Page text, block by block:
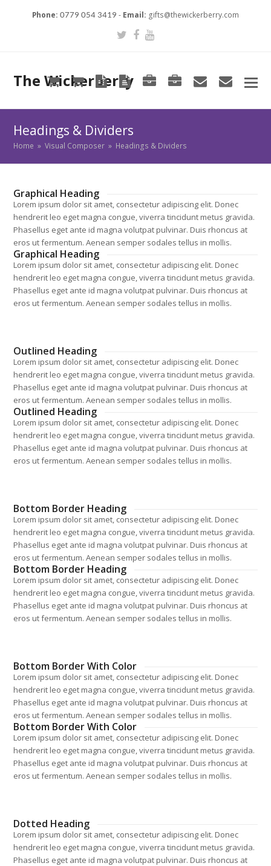
Phone: 0779 054 3419 - Email: gifts@thewickerberry.com
Twitter
Facebook
Youtube
The Wickerberry
CartCartBlogBlogPortfolioPortfolioenvelope
Headings & Dividers
Home » Visual Composer » Headings & Dividers
Graphical Heading
Lorem ipsum dolor sit amet, consectetur adipiscing elit. Donec
hendrerit leo eget magna congue, viverra tincidunt metus gravida.
Phasellus eget ante id magna volutpat pulvinar. Duis rhoncus at
eros ut fermentum. Aenean semper sodales tellus in mollis.
Graphical Heading
Lorem ipsum dolor sit amet, consectetur adipiscing elit. Donec
hendrerit leo eget magna congue, viverra tincidunt metus gravida.
Phasellus eget ante id magna volutpat pulvinar. Duis rhoncus at
eros ut fermentum. Aenean semper sodales tellus in mollis.
Outlined Heading
Lorem ipsum dolor sit amet, consectetur adipiscing elit. Donec
hendrerit leo eget magna congue, viverra tincidunt metus gravida.
Phasellus eget ante id magna volutpat pulvinar. Duis rhoncus at
eros ut fermentum. Aenean semper sodales tellus in mollis.
Outlined Heading
Lorem ipsum dolor sit amet, consectetur adipiscing elit. Donec
hendrerit leo eget magna congue, viverra tincidunt metus gravida.
Phasellus eget ante id magna volutpat pulvinar. Duis rhoncus at
eros ut fermentum. Aenean semper sodales tellus in mollis.
Bottom Border Heading
Lorem ipsum dolor sit amet, consectetur adipiscing elit. Donec
hendrerit leo eget magna congue, viverra tincidunt metus gravida.
Phasellus eget ante id magna volutpat pulvinar. Duis rhoncus at
eros ut fermentum. Aenean semper sodales tellus in mollis.
Bottom Border Heading
Lorem ipsum dolor sit amet, consectetur adipiscing elit. Donec
hendrerit leo eget magna congue, viverra tincidunt metus gravida.
Phasellus eget ante id magna volutpat pulvinar. Duis rhoncus at
eros ut fermentum. Aenean semper sodales tellus in mollis.
Bottom Border With Color
Lorem ipsum dolor sit amet, consectetur adipiscing elit. Donec
hendrerit leo eget magna congue, viverra tincidunt metus gravida.
Phasellus eget ante id magna volutpat pulvinar. Duis rhoncus at
eros ut fermentum. Aenean semper sodales tellus in mollis.
Bottom Border With Color
Lorem ipsum dolor sit amet, consectetur adipiscing elit. Donec
hendrerit leo eget magna congue, viverra tincidunt metus gravida.
Phasellus eget ante id magna volutpat pulvinar. Duis rhoncus at
eros ut fermentum. Aenean semper sodales tellus in mollis.
Dotted Heading
Lorem ipsum dolor sit amet, consectetur adipiscing elit. Donec
hendrerit leo eget magna congue, viverra tincidunt metus gravida.
Phasellus eget ante id magna volutpat pulvinar. Duis rhoncus at